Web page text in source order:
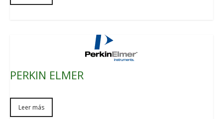
PERKIN ELMER
Leer más